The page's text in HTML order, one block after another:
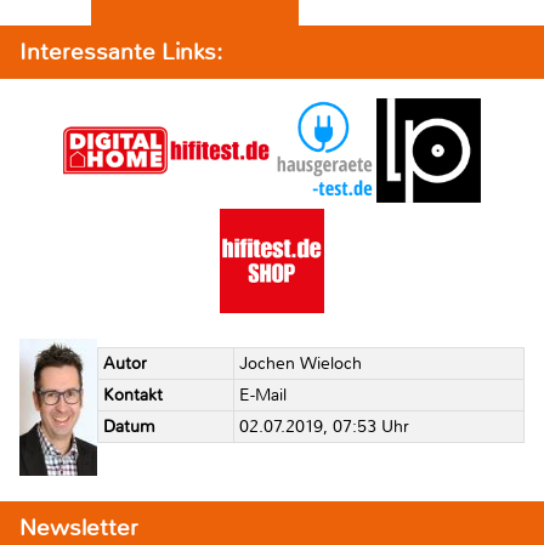
Interessante Links:
Autor
Jochen Wieloch
Kontakt
E-Mail
Datum
02.07.2019, 07:53 Uhr
Newsletter